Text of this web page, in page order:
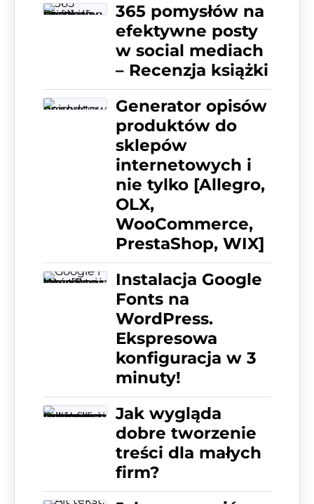
365 pomysłów na
efektywne posty
w social mediach
– Recenzja książki
Generator opisów
produktów do
sklepów
internetowych i
nie tylko [Allegro,
OLX,
WooCommerce,
PrestaShop, WIX]
Instalacja Google
Fonts na
WordPress.
Ekspresowa
konfiguracja w 3
minuty!
Jak wygląda
dobre tworzenie
treści dla małych
firm?